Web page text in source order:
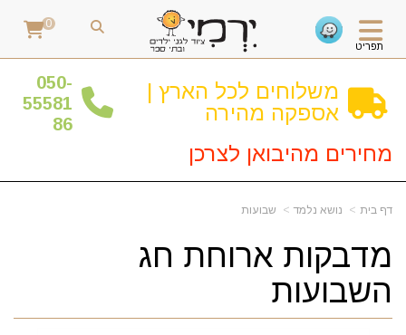
תפריט
0
משלוחים לכל הארץ |
אספקה מהירה
050-
55581
86
מחירים מהיבואן לצרכן
דף בית נושא נלמד שבועות
מדבקות ארוחת חג
השבועות